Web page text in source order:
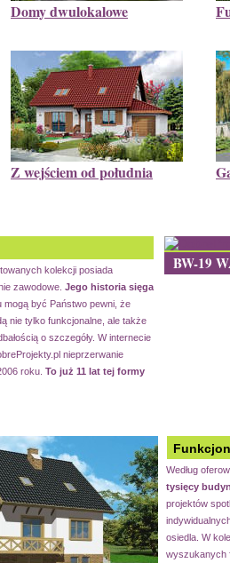
Domy dwulokalowe
Z wejściem od południa
kolekcji posiada
zawodowe. Jego historia sięga
być Państwo pewni, że
nie tylko funkcjonalne, ale także
o szczegóły. W internecie
nieprzerwanie
roku. To już 11 lat tej formy
BW-19
Według
tysięcy
projektów
osiedla. W
wyszukanych